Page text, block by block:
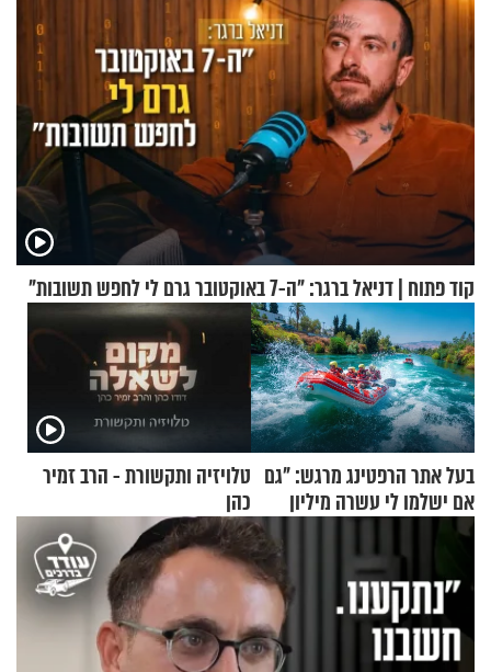
קוד פתוח | דניאל ברגר: "ה-7 באוקטובר גרם לי לחפש תשובות"
בעל אתר הרפטינג מרגש: "גם
אם ישלמו לי עשרה מיליון
שקלים - לא אפתח בשבת"
טלויזיה ותקשורת - הרב זמיר
כהן